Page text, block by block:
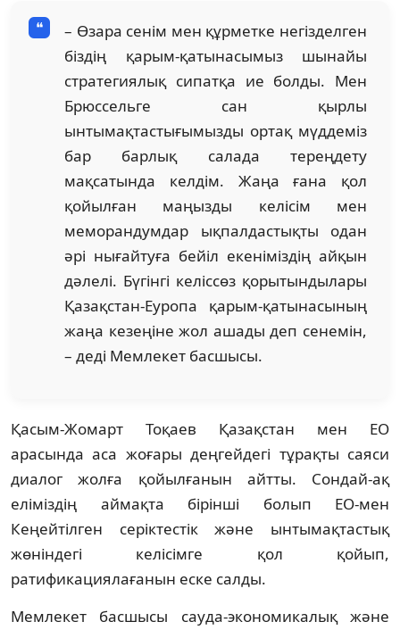
– Өзара сенім мен құрметке негізделген
біздің қарым-қатынасымыз шынайы
стратегиялық сипатқа ие болды. Мен
Брюссельге сан қырлы
ынтымақтастығымызды ортақ мүддеміз
бар барлық салада тереңдету
мақсатында келдім. Жаңа ғана қол
қойылған маңызды келісім мен
меморандумдар ықпалдастықты одан
әрі нығайтуға бейіл екеніміздің айқын
дәлелі. Бүгінгі келіссөз қорытындылары
Қазақстан-Еуропа қарым-қатынасының
жаңа кезеңіне жол ашады деп сенемін,
– деді Мемлекет басшысы.
Қасым-Жомарт Тоқаев Қазақстан мен ЕО
арасында аса жоғары деңгейдегі тұрақты саяси
диалог жолға қойылғанын айтты. Сондай-ақ
еліміздің аймақта бірінші болып ЕО-мен
Кеңейтілген серіктестік және ынтымақтастық
жөніндегі келісімге қол қойып,
ратификациялағанын еске салды.
Мемлекет басшысы сауда-экономикалық және